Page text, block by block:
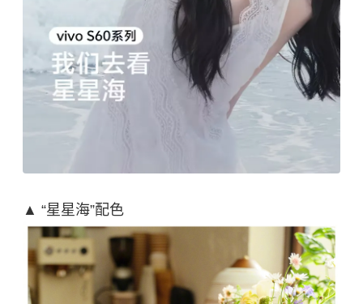
▲ “星星海”配色